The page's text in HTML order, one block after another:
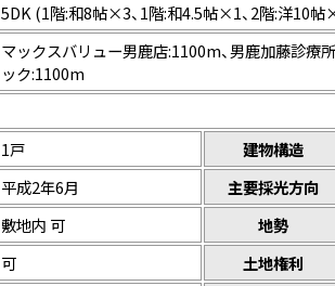
5DK (1階:和8帖×3、1階:和4.5帖×1、2階:洋10帖
マックスバリュー男鹿店:1100m、男鹿加藤診療
ック:1100m
1戸
建物構造
平成2年6月
主要採光方向
敷地内 可
地勢
可
土地権利